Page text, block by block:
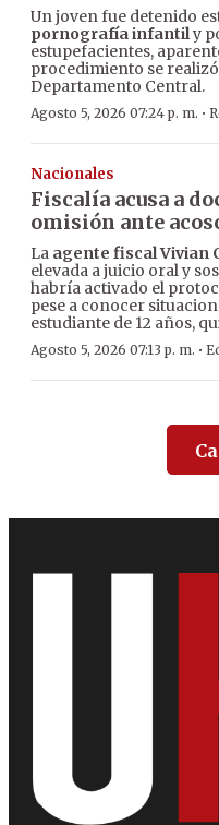
Un joven fue detenido
pornografía infantily
estupefacientes,
procedimiento se
Departamento Central.
Agosto 5, 2026 07:24 p. m. ·
Nacionales
Fiscalía acusa a
omisión ante
La agente fiscal Vivian
elevada a juicio oral y
habría activado el
pese a conocer
estudiante de 12 años,
Agosto 5, 2026 07:13 p. m. ·